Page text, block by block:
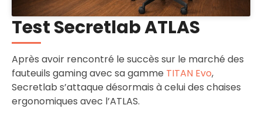
Test Secretlab ATLAS
Après avoir rencontré le succès sur le marché des
fauteuils gaming avec sa gamme TITAN Evo,
Secretlab s’attaque désormais à celui des chaises
ergonomiques avec l’ATLAS.